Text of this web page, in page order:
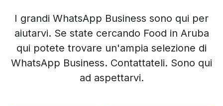
I grandi WhatsApp Business sono qui per
aiutarvi. Se state cercando Food in Aruba
qui potete trovare un'ampia selezione di
WhatsApp Business. Contattateli. Sono qui
ad aspettarvi.